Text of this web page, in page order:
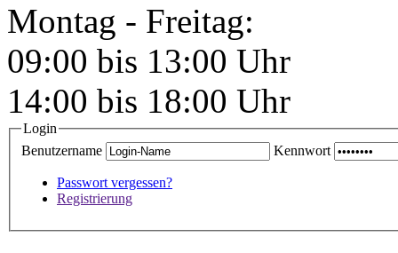
Montag - Freitag:
09:00 bis 13:00 Uhr
14:00 bis 18:00 Uhr
Login
Benutzername
Kennwort
Passwort vergessen?
Registrierung